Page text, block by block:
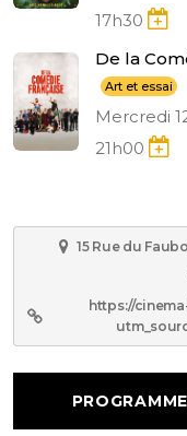
17h30
De la
Art et essai
Mercredi
21h00
15 Rue du
https://